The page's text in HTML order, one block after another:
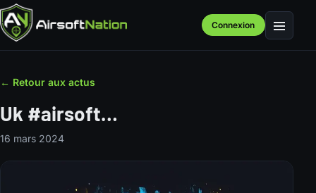
Connexion Menu
← Retour aux actus
Uk #airsoft…
16 mars 2024